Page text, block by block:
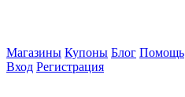
Магазины Купоны Блог Помощь
Вход Регистрация